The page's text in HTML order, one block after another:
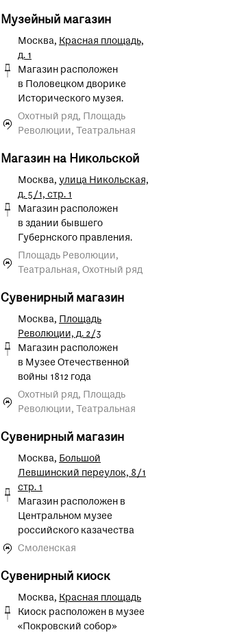
Музейный магазин
Москва, Красная площадь,
д. 1
Магазин расположен
в Половецком дворике
Исторического музея.
Охотный ряд, Площадь
Революции, Театральная
Магазин на Никольской
Москва, улица Никольская,
д. 5/1, стр. 1
Магазин расположен
в здании бывшего
Губернского правления.
Площадь Революции,
Театральная, Охотный ряд
Сувенирный магазин
Москва, Площадь
Революции, д. 2/3
Магазин расположен
в Музее Отечественной
войны 1812 года
Охотный ряд, Площадь
Революции, Театральная
Сувенирный магазин
Москва, Большой
Левшинский переулок, 8/1
стр. 1
Магазин расположен в
Центральном музее
российского казачества
Смоленская
Сувенирный киоск
Москва, Красная площадь
Киоск расположен в музее
«Покровский собор»